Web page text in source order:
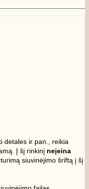
detales ir pan., reikia
Į šį rinkinį neįeina
siuvinėjimo šriftą į šį